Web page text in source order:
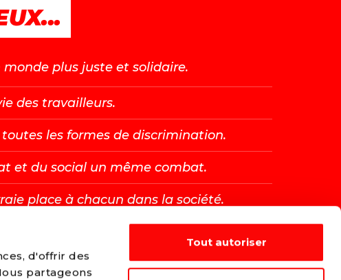
d'offrir des
partageons
Tout autoriser
plus juste et solidaire.
des travailleurs.
les formes de discrimination.
et du social un même combat.
place à chacun dans la société.
→